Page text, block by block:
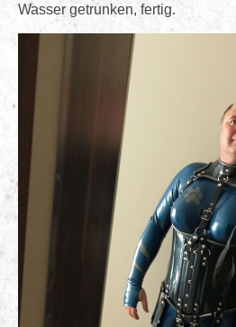
Wasser getrunken, fertig.